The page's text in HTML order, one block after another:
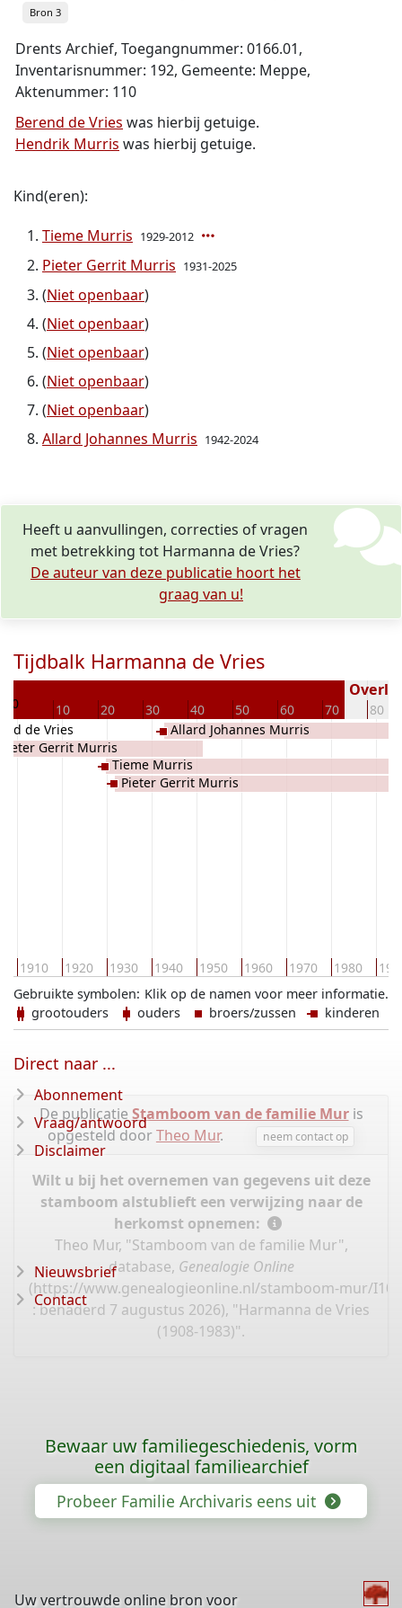
Bron 3
Drents Archief, Toegangnummer: 0166.01,
Inventarisnummer: 192, Gemeente: Meppe,
Aktenummer: 110
Berend de Vries was hierbij getuige.
Hendrik Murris was hierbij getuige.
Kind(eren):
Tieme Murris 1929-2012
Pieter Gerrit Murris 1931-2025
(Niet openbaar)
(Niet openbaar)
(Niet openbaar)
(Niet openbaar)
(Niet openbaar)
Allard Johannes Murris 1942-2024
Heeft u aanvullingen, correcties of vragen
met betrekking tot Harmanna de Vries?
De auteur van deze publicatie hoort het
graag van u!
Tijdbalk Harmanna de Vries
0 10 20 30 40 50 60 70 80
1910 1920 1930 1940 1950 1960 1970 1980
de Vries
Pieter Gerrit Murris
Tieme Murris
Pieter Gerrit Murris
Allard Johannes Murris
Klik op de namen voor meer informatie.
Gebruikte symbolen:
grootouders
ouders broers/zussen kinderen
De publicatie Stamboom van de familie Muris
opgesteld doorTheo Mur. neem contact op
Wilt u bij het overnemen van gegevens uit deze
stamboom alstublieft een verwijzing naar de
herkomst opnemen:
Theo Mur, "Stamboom van de familie Mur",
database, Genealogie Online
(https://www.genealogieonline.nl/stamboom-mur/
: benaderd 7 augustus 2026), "Harmanna de Vries
(1908-1983)".
Direct naar ...
Abonnement
Vraag/antwoord
Disclaimer
Nieuwsbrief
Contact
Bewaar uw familiegeschiedenis, vorm
een digitaal familiearchief
Probeer Familie Archivaris eens uit
Uw vertrouwde online bron voor